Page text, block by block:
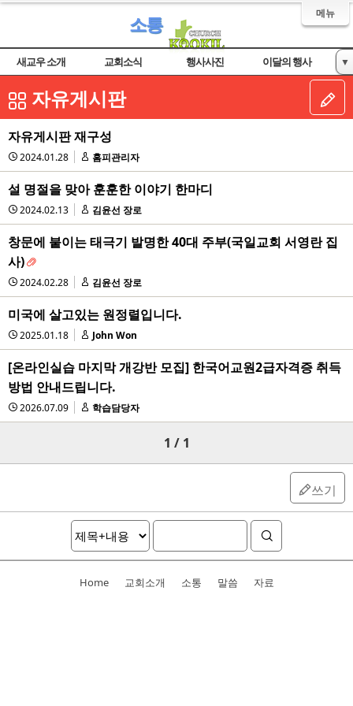
메뉴
소통
새교우 소개 교회소식 행사사진 이달의 행사 ▼
자유게시판
자유게시판 재구성
2024.01.28 홈피관리자
설 명절을 맞아 훈훈한 이야기 한마디
2024.02.13 김윤선 장로
창문에 붙이는 태극기 발명한 40대 주부(국일교회 서영란 집
사)
2024.02.28 김윤선 장로
미국에 살고있는 원정렬입니다.
2025.01.18 John Won
[온라인실습 마지막 개강반 모집] 한국어교원2급자격증 취득
방법 안내드립니다.
2026.07.09 학습담당자
1 / 1
쓰기
Home 교회소개 소통 말씀 자료